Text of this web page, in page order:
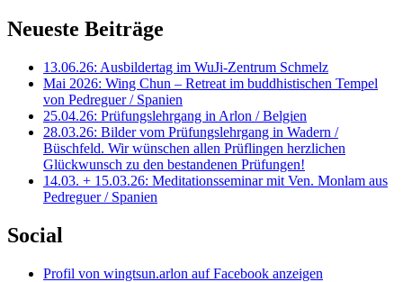
Neueste Beiträge
13.06.26: Ausbildertag im WuJi-Zentrum Schmelz
Mai 2026: Wing Chun – Retreat im buddhistischen Tempel
von Pedreguer / Spanien
25.04.26: Prüfungslehrgang in Arlon / Belgien
28.03.26: Bilder vom Prüfungslehrgang in Wadern /
Büschfeld. Wir wünschen allen Prüflingen herzlichen
Glückwunsch zu den bestandenen Prüfungen!
14.03. + 15.03.26: Meditationsseminar mit Ven. Monlam aus
Pedreguer / Spanien
Social
Profil von wingtsun.arlon auf Facebook anzeigen